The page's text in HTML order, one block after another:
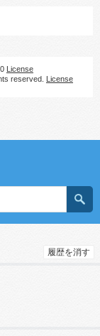
License
reserved. License
履歴を消す